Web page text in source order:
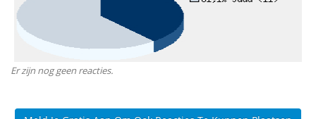
Er zijn nog geen reacties.